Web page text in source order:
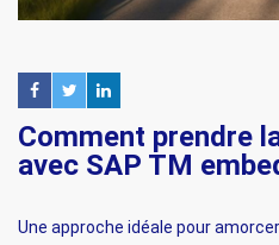
Comment prendre
avec SAP TM
Une approche idéale pour